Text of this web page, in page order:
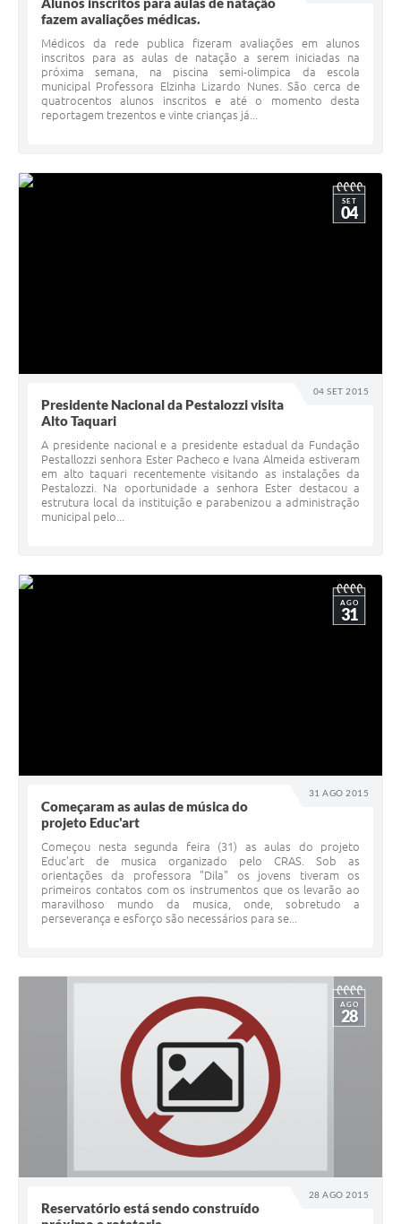
fazem avaliações médicas.
Médicos da rede publica fizeram avaliações em alunos
inscritos para as aulas de natação a serem iniciadas na
próxima semana, na piscina semi-olimpica da escola
municipal Professora Elzinha Lizardo Nunes. São cerca de
quatrocentos alunos inscritos e até o momento desta
reportagem trezentos e vinte crianças já...
04 SET 2015
SET
04
Presidente Nacional da Pestalozzi visita
Alto Taquari
A presidente nacional e a presidente estadual da Fundação
Pestallozzi senhora Ester Pacheco e Ivana Almeida estiveram
em alto taquari recentemente visitando as instalações da
Pestalozzi. Na oportunidade a senhora Ester destacou a
estrutura local da instituição e parabenizou a administração
municipal pelo...
31 AGO 2015
AGO
31
Começaram as aulas de música do
projeto Educ'art
Começou nesta segunda feira (31) as aulas do projeto
Educ'art de musica organizado pelo CRAS. Sob as
orientações da professora "Dila" os jovens tiveram os
primeiros contatos com os instrumentos que os levarão ao
maravilhoso mundo da musica, onde, sobretudo a
perseverança e esforço são necessários para se...
28 AGO 2015
AGO
28
Reservatório está sendo construído